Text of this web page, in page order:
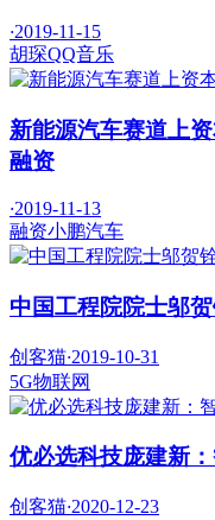
·2019-11-15
胡琛QQ音乐
新能源汽车赛道上
融资
·2019-11-13
融资小鹏汽车
中国工程院院士邬
创客猫·2019-10-31
5G物联网
优必选科技庞建新
创客猫·2020-12-23